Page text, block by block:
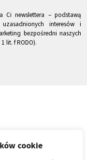
cookie
Ci newslettera – podstawą
interesów i
bezpośredni naszych
lit. f RODO).